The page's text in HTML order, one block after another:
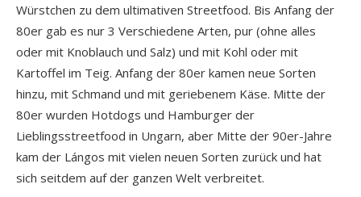
Würstchen zu dem ultimativen Streetfood. Bis Anfang der
80er gab es nur 3 Verschiedene Arten, pur (ohne alles
oder mit Knoblauch und Salz) und mit Kohl oder mit
Kartoffel im Teig. Anfang der 80er kamen neue Sorten
hinzu, mit Schmand und mit geriebenem Käse. Mitte der
80er wurden Hotdogs und Hamburger der
Lieblingsstreetfood in Ungarn, aber Mitte der 90er-Jahre
kam der Lángos mit vielen neuen Sorten zurück und hat
sich seitdem auf der ganzen Welt verbreitet.